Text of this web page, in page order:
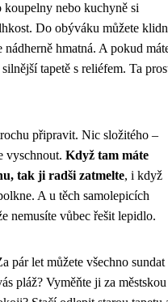
koupelny nebo kuchyně si
Do obýváku můžete
hmatná. A pokud
tapetě s reliéfem. Ta
připravit. Nic složitého –
vyschnout. Když tam máte
tak ji radši zatmelte, i když
A u těch samolepicích
nemusíte vůbec řešit lepidlo.
pár let můžete všechno sundat
pláž? Vyměňte ji za městskou